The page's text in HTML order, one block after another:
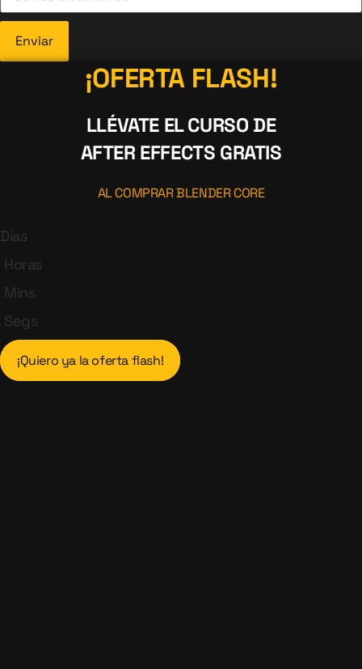
Enviar
¡OFERTA FLASH!
LLÉVATE EL CURSO DE
AFTER EFFECTS GRATIS
AL COMPRAR BLENDER CORE
Días
Horas
Mins
Segs
¡Quiero ya la oferta flash!​